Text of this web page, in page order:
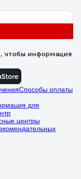
чтобы информация
Способы оплаты
для
центры